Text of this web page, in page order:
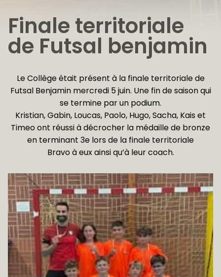
Finale territoriale
de Futsal benjamin
Le Collège était présent à la finale territoriale de
Futsal Benjamin mercredi 5 juin. Une fin de saison qui
se termine par un podium.
Kristian, Gabin, Loucas, Paolo, Hugo, Sacha, Kais et
Timeo ont réussi à décrocher la médaille de bronze
en terminant 3e lors de la finale territoriale
Bravo à eux ainsi qu’à leur coach.